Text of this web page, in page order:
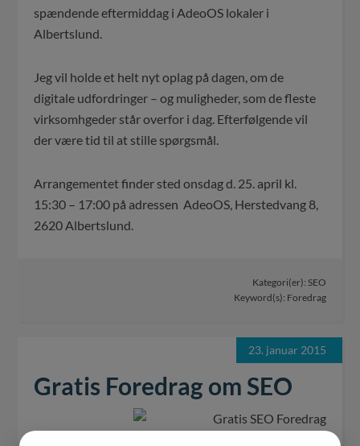
spændende eftermiddag i AdeoOS lokaler i
Albertslund.
Jeg vil holde et helt nyt oplag på dagen, om de
digitale udfordringer – og muligheder, som de fleste
virksomhgeder står overfor i dag. Efterfølgende vil
der være tid til at stille spørgsmål.
Arrangementet finder sted onsdag d. 25. april kl.
15:30 – 17:00 på adressen AdeoOS, Herstedvang 8,
2620 Albertslund.
Kategori(er): SEO
Keyword(s): Foredrag
23. januar 2015
Gratis Foredrag om SEO